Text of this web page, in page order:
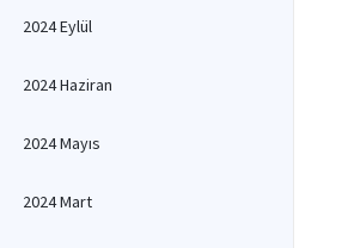
2024 Eylül
2024 Haziran
2024 Mayıs
2024 Mart